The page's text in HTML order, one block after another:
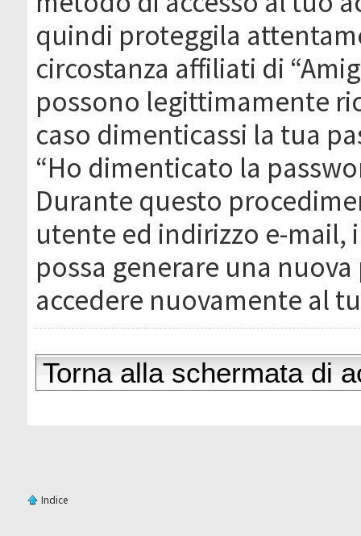
quindi proteggila
circostanza affiliati di
possono legittimamente
caso dimenticassi la tua
“Ho dimenticato la
Durante questo
utente ed indirizzo e-mail,
possa generare una
accedere nuovamente al
Torna alla schermata di
Indice